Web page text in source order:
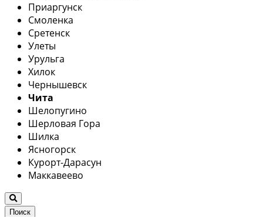
Приаргунск
Смоленка
Сретенск
Улеты
Урульга
Хилок
Чернышевск
Чита
Шелопугино
Шерловая Гора
Шилка
Ясногорск
Курорт-Дарасун
Маккавеево
Поиск